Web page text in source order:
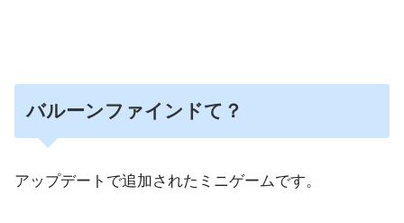
バルーンファインドて？
アップデートで追加されたミニゲームです。